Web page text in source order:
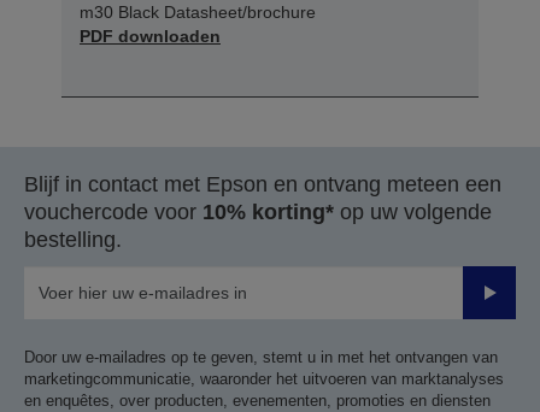
m30 Black Datasheet/brochure
PDF downloaden
Blijf in contact met Epson en ontvang meteen een
vouchercode voor 10% korting* op uw volgende
bestelling.
Door uw e-mailadres op te geven, stemt u in met het ontvangen van
marketingcommunicatie, waaronder het uitvoeren van marktanalyses
en enquêtes, over producten, evenementen, promoties en diensten